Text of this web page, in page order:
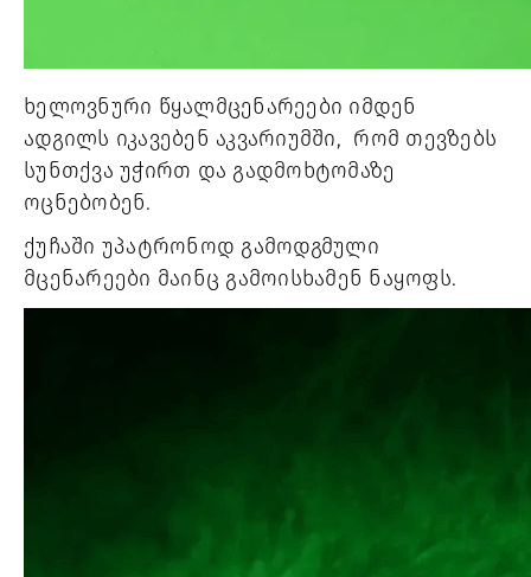
ხელოვნური წყალმცენარეები იმდენ
ადგილს იკავებენ აკვარიუმში,  რომ თევზებს
სუნთქვა უჭირთ და გადმოხტომაზე
ოცნებობენ.
ქუჩაში უპატრონოდ გამოდგმული
მცენარეები მაინც გამოისხამენ ნაყოფს.